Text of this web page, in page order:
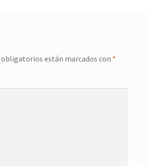
obligatorios están marcados con *